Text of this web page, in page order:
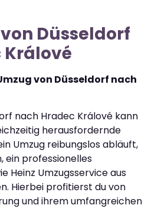
Düsseldorf
Králové
von Düsseldorf nach
nach Hradec Králové kann
herausfordernde
Umzug reibungslos abläuft,
ein professionelles
Heinz Umzugsservice aus
Hierbei profitierst du von
und ihrem umfangreichen